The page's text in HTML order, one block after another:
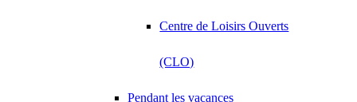
Centre de Loisirs Ouverts
(CLO)
Pendant les vacances